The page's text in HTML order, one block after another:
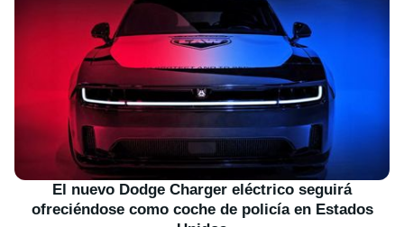
El nuevo Dodge Charger eléctrico seguirá
ofreciéndose como coche de policía en Estados